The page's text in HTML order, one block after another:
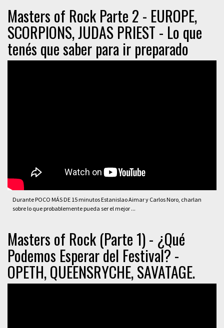
Masters of Rock Parte 2 - EUROPE,
SCORPIONS, JUDAS PRIEST - Lo que
tenés que saber para ir preparado
Durante POCO MÁS DE 15 minutos Estanislao Aimar y Carlos Noro, charlan
sobre lo que probablemente pueda ser el mejor ...
Masters of Rock (Parte 1) - ¿Qué
Podemos Esperar del Festival? -
OPETH, QUEENSRYCHE, SAVATAGE.